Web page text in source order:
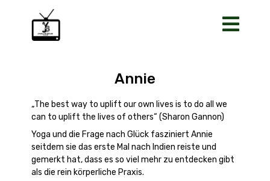
Annie
„The best way to uplift our own lives is to do all we
can to uplift the lives of others“ (Sharon Gannon)
Yoga und die Frage nach Glück fasziniert Annie
seitdem sie das erste Mal nach Indien reiste und
gemerkt hat, dass es so viel mehr zu entdecken gibt
als die rein körperliche Praxis.